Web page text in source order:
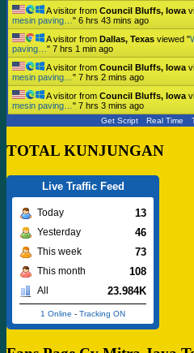
A visitor from Council Bluffs, Iowa
mesin paving… " 6 hrs 43 mins ago
A visitor from Dallas, Texas viewed "
paving… " 7 hrs 1 min ago
A visitor from Council Bluffs, Iowa
mesin paving… " 7 hrs 2 mins ago
A visitor from Council Bluffs, Iowa
mesin paving… " 7 hrs 3 mins ago
Get Script Real Time
TOTAL KUNJUNGAN
Live Traffic Feed
Today 13
Yesterday 46
This week 73
This month 108
All 23.984K
1 Online - Tracking ON